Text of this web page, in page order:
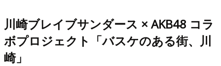
川崎ブレイブサンダース × AKB48 コラ
ボプロジェクト「バスケのある街、川
崎」